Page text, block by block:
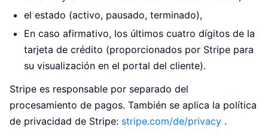
el estado (activo, pausado, terminado),
En caso afirmativo, los últimos cuatro dígitos de la
tarjeta de crédito (proporcionados por Stripe para
su visualización en el portal del cliente).
Stripe es responsable por separado del
procesamiento de pagos. También se aplica la política
de privacidad de Stripe: stripe.com/de/privacy .